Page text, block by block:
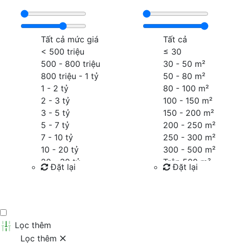
Tất cả mức giá
< 500 triệu
500 - 800 triệu
800 triệu - 1 tỷ
1 - 2 tỷ
2 - 3 tỷ
3 - 5 tỷ
5 - 7 tỷ
7 - 10 tỷ
10 - 20 tỷ
20 - 30 tỷ
30 - 40 tỷ
Đặt lại
Tất cả
≤ 30
30 - 50 m²
50 - 80 m²
80 - 100 m²
100 - 150 m²
150 - 200 m²
200 - 250 m²
250 - 300 m²
300 - 500 m²
Trên 500 m²
Đặt lại
Lọc thêm
Lọc thêm